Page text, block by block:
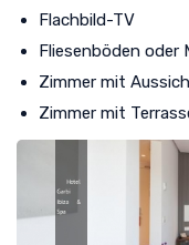
Flachbild-TV
Fliesenböden oder
Zimmer mit
Zimmer mit